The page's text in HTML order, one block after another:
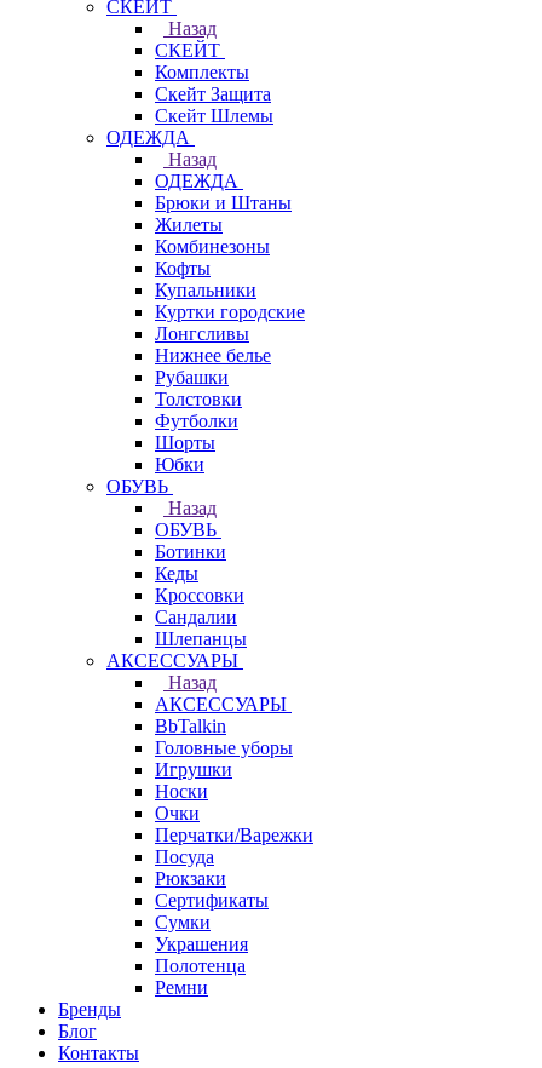
СКЕЙТ
Назад
СКЕЙТ
Комплекты
Скейт Защита
Скейт Шлемы
ОДЕЖДА
Назад
ОДЕЖДА
Брюки и Штаны
Жилеты
Комбинезоны
Кофты
Купальники
Куртки городские
Лонгсливы
Нижнее белье
Рубашки
Толстовки
Футболки
Шорты
Юбки
ОБУВЬ
Назад
ОБУВЬ
Ботинки
Кеды
Кроссовки
Сандалии
Шлепанцы
АКСЕССУАРЫ
Назад
АКСЕССУАРЫ
BbTalkin
Головные уборы
Игрушки
Носки
Очки
Перчатки/Варежки
Посуда
Рюкзаки
Сертификаты
Сумки
Украшения
Полотенца
Ремни
Бренды
Блог
Контакты